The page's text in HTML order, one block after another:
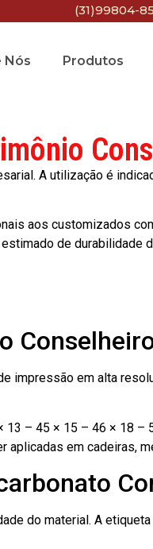
(31)99804-
Nós Produtos
A utilização é
aos customizados
de durabilidade
impressão em alta
– 45 × 15 – 46 × 18 –
aplicadas em cadeiras,
do material. A